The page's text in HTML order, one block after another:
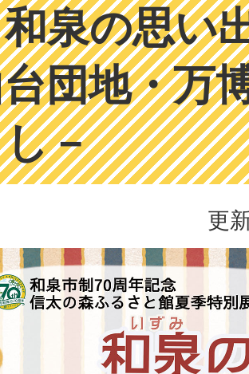
泉の思い
団地・万
－
更